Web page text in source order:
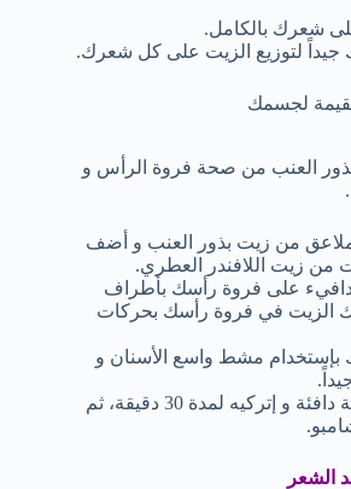
شعرك بالكامل.
لتوزيع الزيت على كل شعرك.
لجسمك
العنب من صحة فروة الرأس و
بتسخين 2 – 3 ملاعق من زيت بذور العنب و أضف
على فروة رأسك بأطراف
الزيت في فروة رأسك بحركات
مشط واسع الأسنان و
لفي شعرك بمنشفة دافئة و إتركيه لمدة 30 دقيقة، ثم